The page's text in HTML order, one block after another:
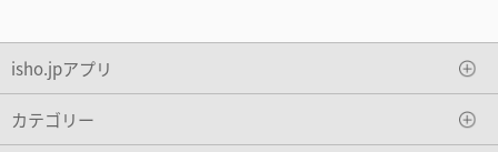
isho.jpアプリ
カテゴリー